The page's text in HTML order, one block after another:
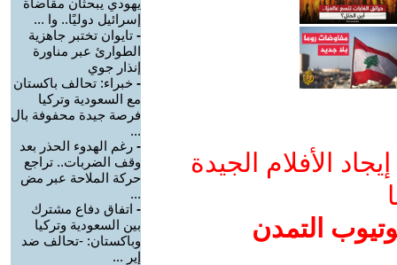
الأفلام الجيدة
التمدن
يهودي يبحثان مقاضاة
إسرائيل دوليًا.. وا ...
- تايوان تختبر جاهزية
الطوارئ عبر مناورة
إنذار جوي
- خبراء: تحالف باكستان
مع السعودية وتركيا
فرصة جيدة محفوفة بال
...
- رغم الهدوء الحذر بعد
وقف الضربات.. تراجع
حركة الملاحة عبر مض
...
- اتفاق دفاع مشترك
بين السعودية وتركيا
وباكستان: -تحالف ضد
إير ...